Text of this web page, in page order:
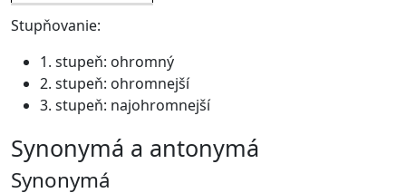
Stupňovanie:
1. stupeň: ohromný
2. stupeň: ohromnejší
3. stupeň: najohromnejší
synonymá a antonymá
Synonymá